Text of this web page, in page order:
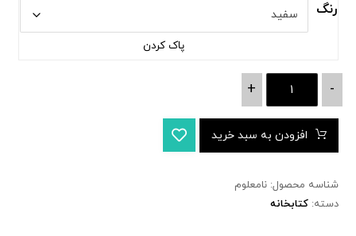
رنگ
پاک کردن
-
+
افزودن به سبد خرید
شناسه محصول:نامعلوم
دسته:کتابخانه